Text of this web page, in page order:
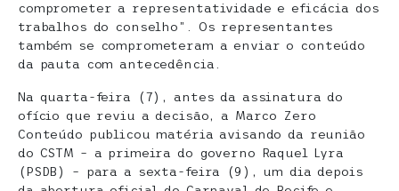
comprometer a representatividade e eficácia dos
trabalhos do conselho”. Os representantes
também se comprometeram a enviar o conteúdo
da pauta com antecedência.
Na quarta-feira (7), antes da assinatura do
ofício que reviu a decisão, a Marco Zero
Conteúdo publicou matéria avisando da reunião
do CSTM – a primeira do governo Raquel Lyra
(PSDB) – para a sexta-feira (9), um dia depois